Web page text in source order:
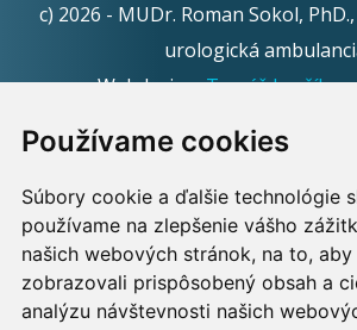
Používame cookies
Súbory cookie a ďalšie technológie
používame na zlepšenie vášho
našich webových stránok, na to, aby
zobrazovali prispôsobený obsah a
analýzu návštevnosti našich
c) 2026 - MUDr. Roman Sokol,
urologická
Webdesign:Tomáš Levčík
Informačná povinnosť -Ochrana
podmienkach
Používame cookies -
Skopírovaním textu alebo časti